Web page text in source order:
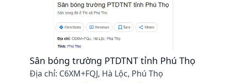
Sân bóng trường PTDTNT tỉnh Phú Thọ
Địa chỉ: C6XM+FQJ, Hà Lộc, Phú Thọ